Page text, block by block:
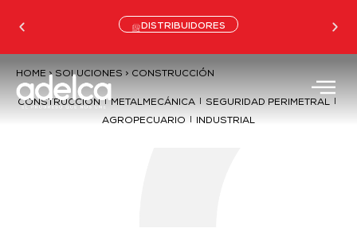
DISTRIBUIDORES
HOME > SOLUCIONES > CONSTRUCCIÓN
CONSTRUCCIÓN | METALMECÁNICA SEGURIDAD PERIMETRAL
AGROPECUARIO INDUSTRIAL